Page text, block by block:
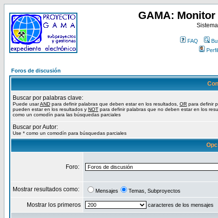
GAMA:
FAQ
Perfil
Foros de discusión
Buscar por palabras clave:
Puede usarAND para definir palabras que deben estar en los resultados, OR para definir
pueden estar en los resultados y NOT para definir palabras que no deben estar en los
como un comodín para las búsquedas parciales
Buscar por Autor:
Use * como un comodín para búsquedas parciales
Foro:
Mostrar resultados como: Mensajes Temas, Subproyectos
Mostrar los primeros caracteres de los mensajes